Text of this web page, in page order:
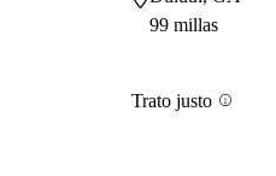
99 millas
Trato justo